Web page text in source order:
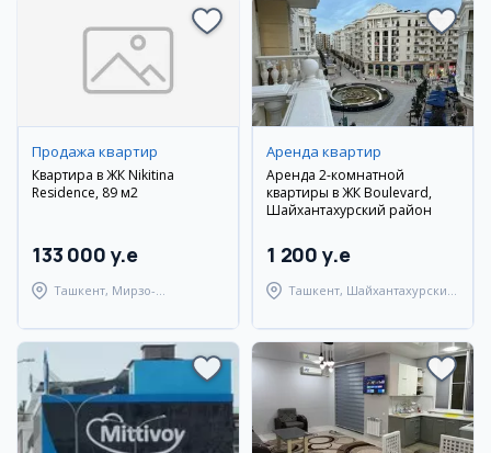
Продажа квартир
Квартира в ЖК Nikitina
Residence, 89 м2
133 000 y.e
Ташкент, Мирзо-
Аренда квартир
Аренда 2-комнатной
квартиры в ЖК Boulevard,
Шайхантахурский район
1 200 y.e
Ташкент, Шайхантахурский